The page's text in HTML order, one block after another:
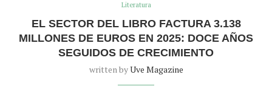
Literatura
EL SECTOR DEL LIBRO FACTURA 3.138
MILLONES DE EUROS EN 2025: DOCE AÑOS
SEGUIDOS DE CRECIMIENTO
written byUve Magazine